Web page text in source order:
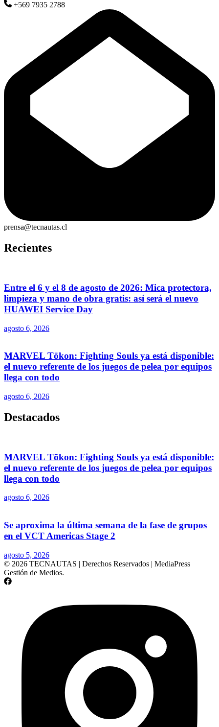
+569 7935 2788
prensa@tecnautas.cl
Recientes
Entre el 6 y el 8 de agosto de 2026: Mica protectora,
limpieza y mano de obra gratis: así será el nuevo
HUAWEI Service Day
agosto 6, 2026
MARVEL Tōkon: Fighting Souls ya está disponible:
el nuevo referente de los juegos de pelea por equipos
llega con todo
agosto 6, 2026
Destacados
MARVEL Tōkon: Fighting Souls ya está disponible:
el nuevo referente de los juegos de pelea por equipos
llega con todo
agosto 6, 2026
Se aproxima la última semana de la fase de grupos
en el VCT Americas Stage 2
agosto 5, 2026
© 2026 TECNAUTAS | Derechos Reservados | MediaPress
Gestión de Medios.